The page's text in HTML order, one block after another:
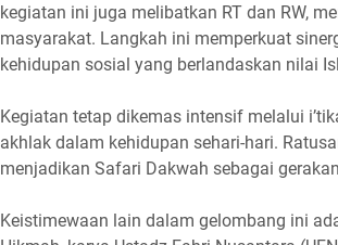
kegiatan ini juga melibatkan RT dan RW,
masyarakat. Langkah ini memperkuat
kehidupan sosial yang berlandaskan nilai
Kegiatan tetap dikemas intensif melalui
akhlak dalam kehidupan sehari-hari.
menjadikan Safari Dakwah sebagai
Keistimewaan lain dalam gelombang ini